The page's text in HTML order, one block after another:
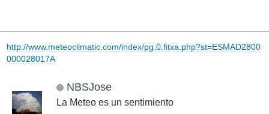
http://www.meteoclimatic.com/index/pg.0.fitxa.php?st=ESMAD2800
000028017A
NBSJose
La Meteo es un sentimiento